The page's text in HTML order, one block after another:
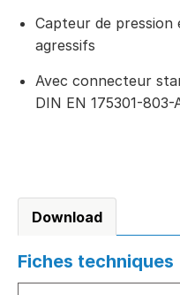
Capteur de pression
agressifs
Avec connecteur
DIN EN 175301-803-
Download
Fiches techniques